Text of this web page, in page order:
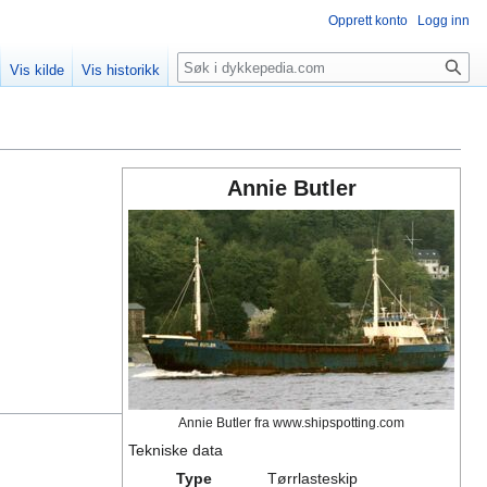
Annie Butler
Annie Butler fra www.shipspotting.com
Tekniske data
Type
Tørrlasteskip
Opprett konto Logg inn
Vis kilde Vis historikk Søk